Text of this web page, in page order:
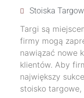
Stoiska
Targi są
firmy mogą
nawiązać nowe
klientów. Aby
największy
stoisko targowe,